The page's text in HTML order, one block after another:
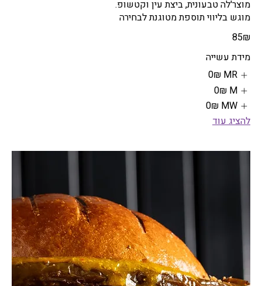
מוגש בליווי תוספת מטוגנת לבחירה
‏85 ‏₪
מידת עשייה
MR
‏0 ‏₪
M
‏0 ‏₪
MW
‏0 ‏₪
להציג עוד